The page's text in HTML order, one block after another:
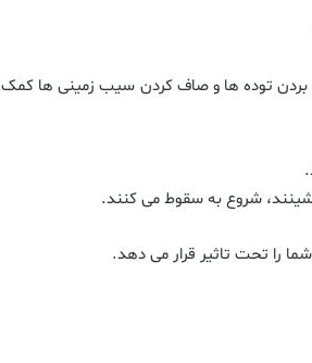
بردن توده ها و صاف کردن سیب زمینی ها کمک
شروع به سقوط می کنند.
را تحت تاثیر قرار می دهد.